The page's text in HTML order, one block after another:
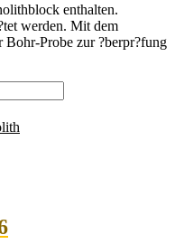
enthalten.
werden. Mit dem
Bohr-Probe zur ?berpr?fung